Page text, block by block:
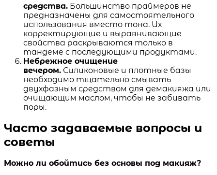
средства. Большинство праймеров не
предназначены для самостоятельного
использования вместо тона. Их
корректирующие и выравнивающие
свойства раскрываются только в
тандеме с последующими продуктами.
Небрежное очищение
вечером. Силиконовые и плотные базы
необходимо тщательно смывать
двухфазным средством для демакияжа или
очищающим маслом, чтобы не забивать
поры.
Часто задаваемые вопросы и
советы
Можно ли обойтись без основы под макияж?